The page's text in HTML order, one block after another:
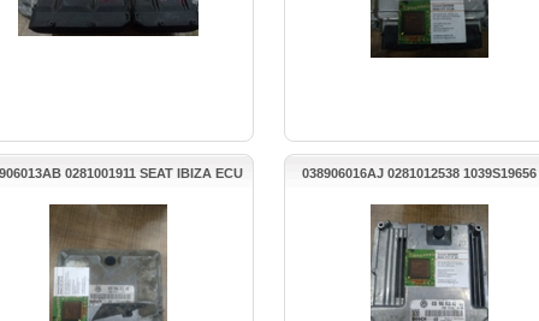
0281001911 SEAT IBIZA ECU
038906016AJ 0281012538 1039S19656